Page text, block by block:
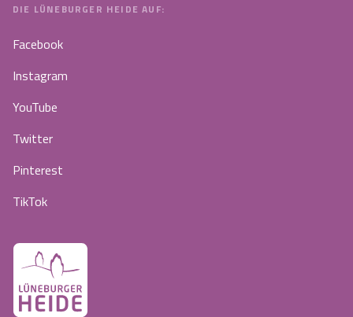
DIE LÜNEBURGER HEIDE AUF:
Facebook
Instagram
YouTube
Twitter
Pinterest
TikTok